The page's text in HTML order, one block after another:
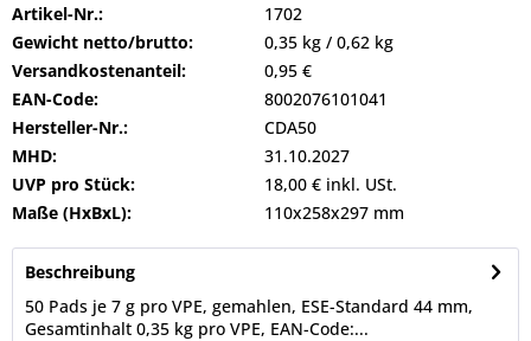
Artikel-Nr.:
1702
Gewicht netto/brutto:
0,35 kg / 0,62 kg
Versandkostenanteil:
0,95 €
EAN-Code:
8002076101041
Hersteller-Nr.:
CDA50
MHD:
31.10.2027
UVP pro Stück:
18,00 € inkl. USt.
Maße (HxBxL):
110x258x297 mm
Beschreibung
50 Pads je 7 g pro VPE, gemahlen, ESE-Standard 44 mm,
Gesamtinhalt 0,35 kg pro VPE, EAN-Code:...